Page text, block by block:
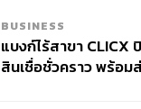
BUSINESS
แบงก์ไร้สาขา CLICX
สินเชื่อชั่วคราว พร้